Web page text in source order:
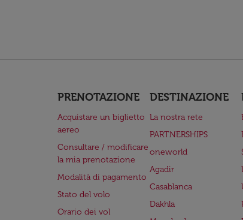
PRENOTAZIONE
Acquistare un biglietto
aereo
Consultare / modificare
la mia prenotazione
Modalità di pagamento
Stato del volo
Orario dei vol
DESTINAZIONE
La nostra rete
PARTNERSHIPS
oneworld
Agadir
Casablanca
Dakhla